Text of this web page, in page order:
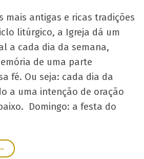
mais antigas e ricas tradições
litúrgico, a Igreja dá um
a cada dia da semana,
de uma parte
fé. Ou seja: cada dia da
a uma intenção de oração
Domingo: a festa do